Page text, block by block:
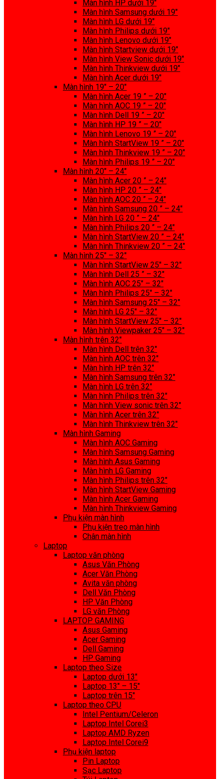
Màn hình HP dưới 19″
Màn hình Samsung dưới 19″
Màn hình LG dưới 19″
Màn hình Philips dưới 19″
Màn hình Lenovo dưới 19″
Màn hình Startview dưới 19″
Màn hình View Sonic dưới 19″
Màn hình Thinkview dưới 19″
Màn hình Acer dưới 19″
Màn hình 19″ – 20″
Màn hình Acer 19 ” – 20″
Màn hình AOC 19 ” – 20″
Màn hình Dell 19 ” – 20″
Màn hình HP 19 ” – 20″
Màn hình Lenovo 19 ” – 20″
Màn hình StartView 19 ” – 20″
Màn hình Thinkview 19 ” – 20″
Màn hình Philips 19 ” – 20″
Màn hình 20″ – 24″
Màn hình Acer 20 ” – 24″
Màn hình HP 20 ” – 24″
Màn hình AOC 20 ” – 24″
Màn hình Samsung 20 ” – 24″
Màn hình LG 20 ” – 24″
Màn hình Philips 20 ” – 24″
Màn hình StartView 20 ” – 24″
Màn hình Thinkview 20 ” – 24″
Màn hình 25″ – 32″
Màn hình StartView 25″ – 32″
Màn hình Dell 25 ” – 32″
Màn hình AOC 25″ – 32″
Màn hình Philips 25″ – 32″
Màn hình Samsung 25″ – 32″
Màn hình LG 25″ – 32″
Màn hình StartView 25″ – 32″
Màn hình Viewpaker 25″ – 32″
Màn hình trên 32″
Màn hình Dell trên 32″
Màn hình AOC trên 32″
Màn hình HP trên 32″
Màn hình Samsung trên 32″
Màn hình LG trên 32″
Màn hình Philips trên 32″
Màn hình View sonic trên 32″
Màn hình Acer trên 32″
Màn hình Thinkview trên 32″
Màn hình Gaming
Màn hình AOC Gaming
Màn hình Samsung Gaming
Màn hình Asus Gaming
Màn hình LG Gaming
Màn hình Philips trên 32″
Màn hình StartView Gaming
Màn hình Acer Gaming
Màn hình Thinkview Gaming
Phụ kiện màn hình
Phụ kiện treo màn hình
Chân màn hình
Laptop
Laptop văn phòng
Asus Văn Phòng
Acer Văn Phòng
Avita văn phòng
Dell Văn Phòng
HP Văn Phòng
LG văn Phòng
LAPTOP GAMING
Asus Gaming
Acer Gaming
Dell Gaming
HP Gaming
Laptop theo Size
Laptop dưới 13″
Laptop 13″ – 15″
Laptop trên 15″
Laptop theo CPU
Intel Pentium/Celeron
Laptop Intel Corei3
Laptop AMD Ryzen
Laptop Intel Corei9
Phụ kiện laptop
Pin Laptop
Sạc Laptop